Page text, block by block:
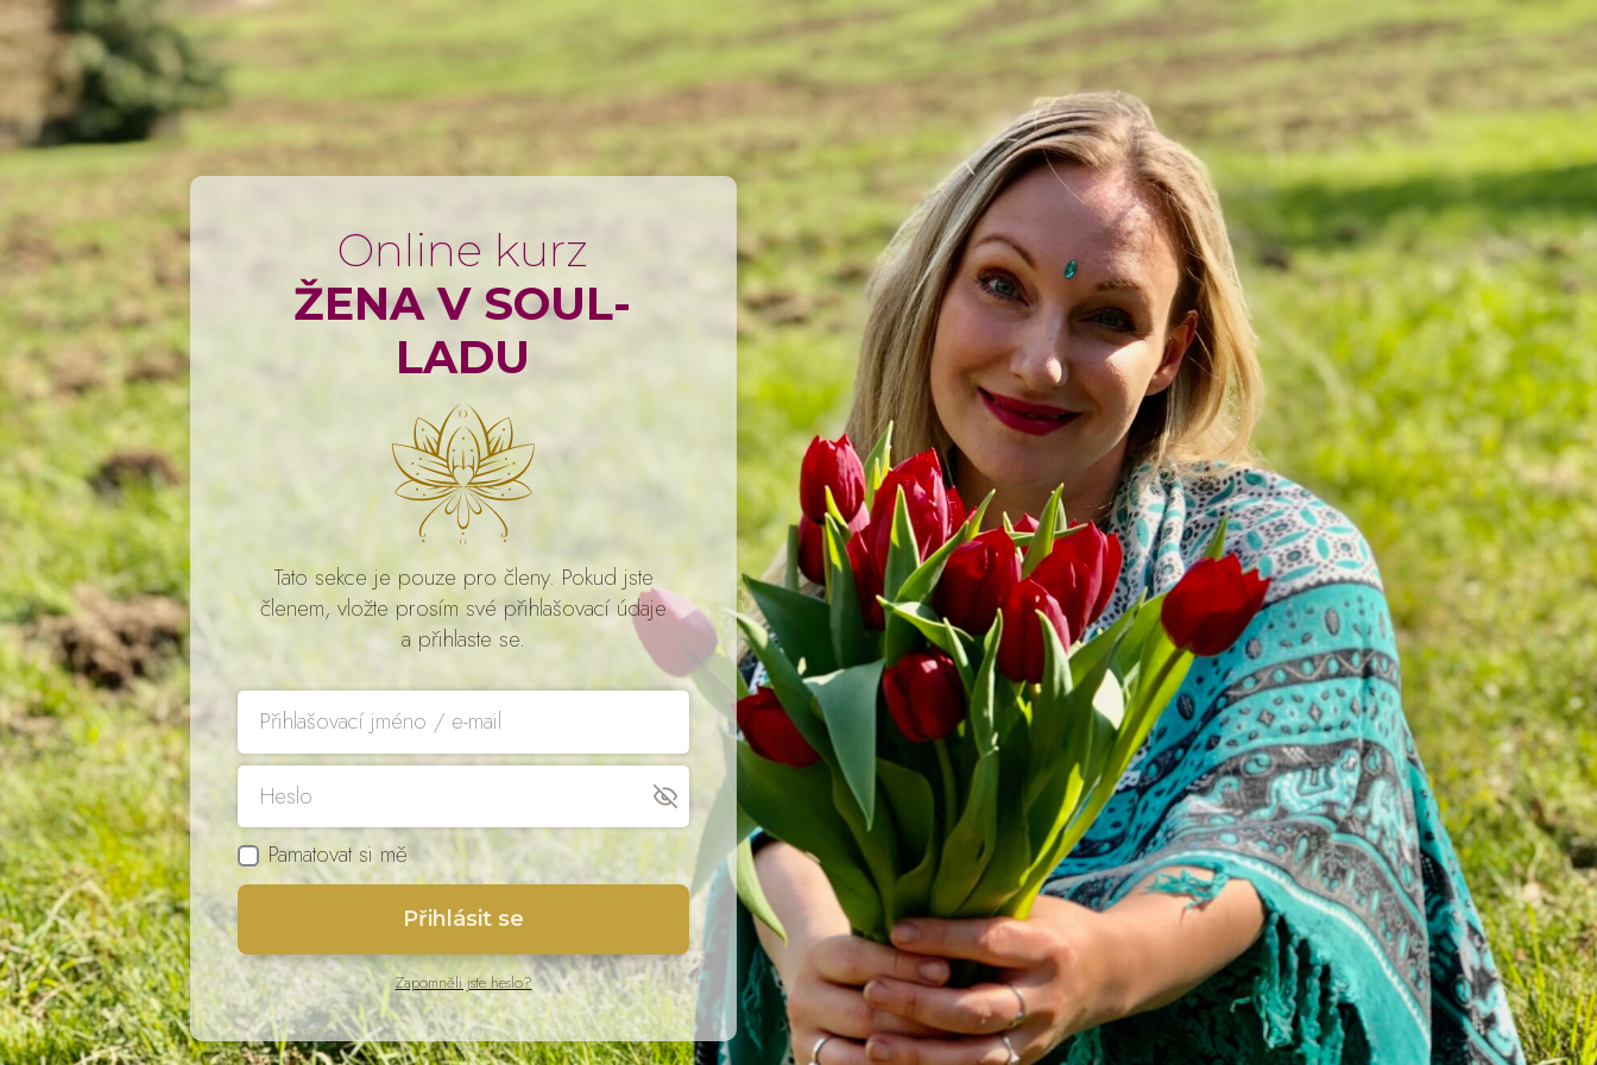
Online kurz
ŽENA V SOUL-
LADU
Tato sekce je pouze pro členy. Pokud jste
členem, vložte prosím své přihlašovací údaje
a přihlaste se.
Pamatovat si mě
Přihlásit se
Zapomněli jste heslo?